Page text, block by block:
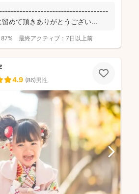
めて頂きありがとうござい...
87% 最終アクティブ： 7日以上前
4.9 (86)男性